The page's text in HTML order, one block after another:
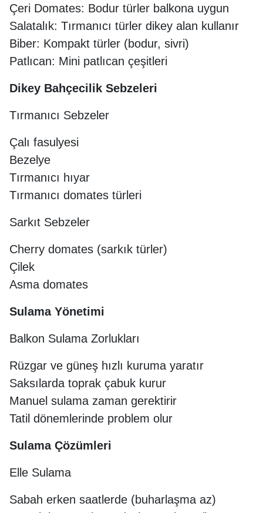
Çeri Domates: Bodur türler balkona uygun
Salatalık: Tırmanıcı türler dikey alan kullanır
Biber: Kompakt türler (bodur, sivri)
Patlıcan: Mini patlıcan çeşitleri
Dikey Bahçecilik Sebzeleri
Tırmanıcı Sebzeler
Çalı fasulyesi
Bezelye
Tırmanıcı hıyar
Tırmanıcı domates türleri
Sarkıt Sebzeler
Cherry domates (sarkık türler)
Çilek
Asma domates
Sulama Yönetimi
Balkon Sulama Zorlukları
Rüzgar ve güneş hızlı kuruma yaratır
Saksılarda toprak çabuk kurur
Manuel sulama zaman gerektirir
Tatil dönemlerinde problem olur
Sulama Çözümleri
Elle Sulama
Sabah erken saatlerde (buharlaşma az)